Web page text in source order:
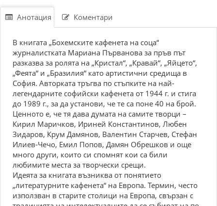
Анотация Коментари
В книгата „Бохемските кафенета на соца“
журналистката Мариана Първанова за пръв път
разказва за ролята на „Кристал“, „Кравай“, „Яйцето“,
„Феята“ и „Бразилия“ като артистични средища в
София. Авторката тръгва по стъпките на най-
легендарните софийски кафенета от 1944 г. и стига
до 1989 г., за да установи, че те са поне 40 на брой.
Ценното е, че тя дава думата на самите творци –
Кирил Маричков, Ириней Константинов, Любен
Зидаров, Крум Дамянов, Валентин Старчев, Стефан
Илиев-Чечо, Емил Попов, Дамян Обрешков и още
много други, които си спомнят кои са били
любимите места за творчески срещи.
Идеята за книгата възниква от понятието
„литературните кафенета“ на Европа. Термин, често
използван в старите столици на Европа, свързан с